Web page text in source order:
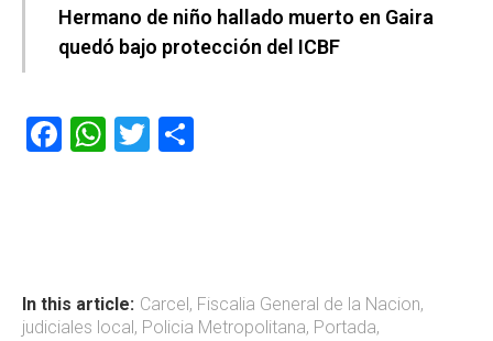
Hermano de niño hallado muerto en Gaira
quedó bajo protección del ICBF
F
ok
W
p
T
tir
In this article: Carcel , Fiscalia General de la Nacion,
judiciales local , Policia Metropolitana, Portada,